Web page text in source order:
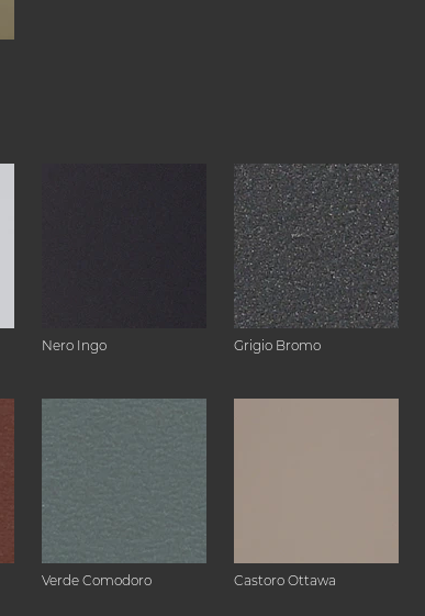
Nero Ingo Grigio Bromo
Verde Comodoro Castoro Ottawa